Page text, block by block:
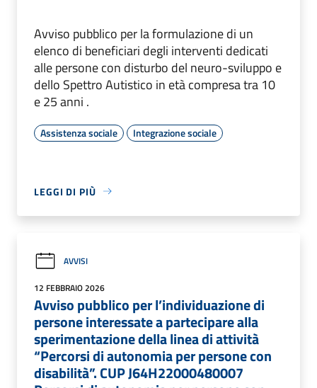
Avviso pubblico per la formulazione di un
elenco di beneficiari degli interventi dedicati
alle persone con disturbo del neuro-sviluppo e
dello Spettro Autistico in età compresa tra 10
e 25 anni .
Assistenza sociale Integrazione sociale
LEGGI DI PIÙ
AVVISI
12 FEBBRAIO 2026
Avviso pubblico per l’individuazione di
persone interessate a partecipare alla
sperimentazione della linea di attività
“Percorsi di autonomia per persone con
disabilità”. CUP J64H22000480007